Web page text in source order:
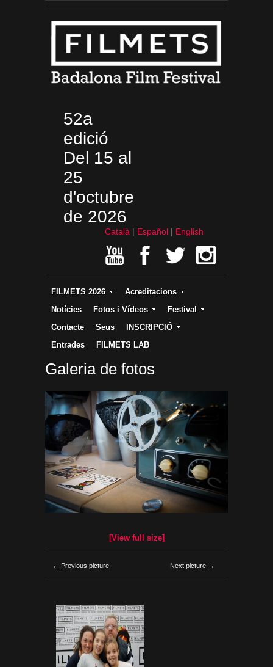
52a
edició
Del 15 al
25
d'octubre
de 2026
Català Español English
FILMETS 2026
Acreditacions
Notícies
Fotos i Vídeos
Festival
Contacte
Seus
INSCRIPCIÓ
Entrades
FILMETS LAB
Galeria de fotos
[View full size]
← Previous picture Next picture →